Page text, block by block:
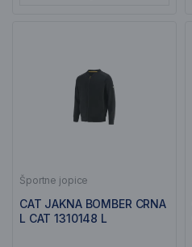
Športne jopice
CAT JAKNA BOMBER CRNA
L CAT 1310148 L